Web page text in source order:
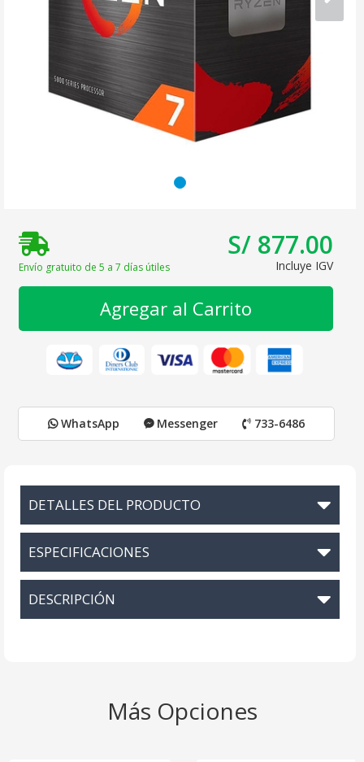
Envío gratuito de 5 a 7 días útiles
S/ 877.00
Incluye IGV
Agregar al Carrito
WhatsApp Messenger 733-6486
DETALLES DEL PRODUCTO
ESPECIFICACIONES
DESCRIPCIÓN
Más Opciones